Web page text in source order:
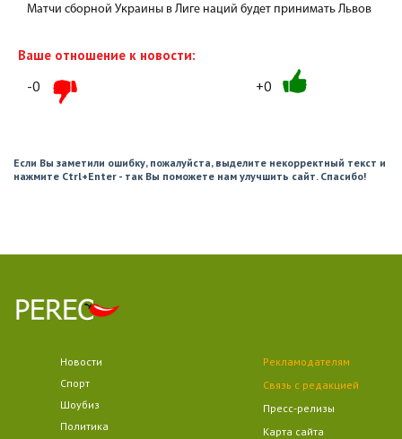
Матчи сборной Украины в Лиге наций будет принимать Львов
Ваше отношение к новости:
-0 +0
Если Вы заметили ошибку, пожалуйста, выделите некорректный текст и
нажмите Ctrl+Enter - так Вы поможете нам улучшить сайт. Спасибо!
Новости
Спорт
Шоубиз
Политика
Рекламодателям
Связь с редакцией
Пресс-релизы
Карта сайта